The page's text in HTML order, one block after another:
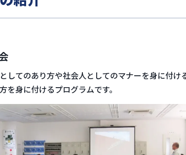
してのあり方や社会人としてのマナーを身に付け
を身に付けるプログラムです。